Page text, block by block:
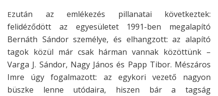
Ezután az emlékezés pillanatai következtek:
felidéződött az egyesületet 1991-ben megalapító
Bernáth Sándor személye, és elhangzott: az alapító
tagok közül már csak hárman vannak közöttünk –
Varga J. Sándor, Nagy János és Papp Tibor. Mészáros
Imre úgy fogalmazott: az egykori vezető nagyon
büszke lenne utódaira, hiszen bár a tagság